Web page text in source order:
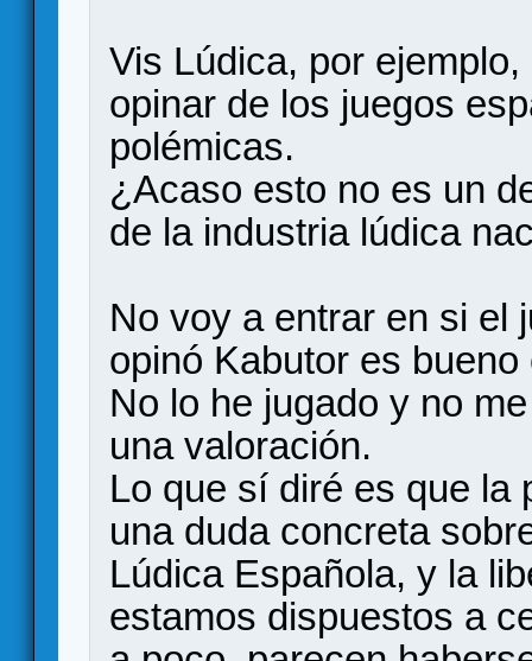
Vis Lúdica, por
opinar de los juegos
polémicas.
¿Acaso esto no es un
de la industria lúdica
No voy a entrar en si el
opinó Kabutor es bueno
No lo he jugado y no
una valoración.
Lo que sí diré es que la
una duda concreta
Lúdica Española, y la
estamos dispuestos a